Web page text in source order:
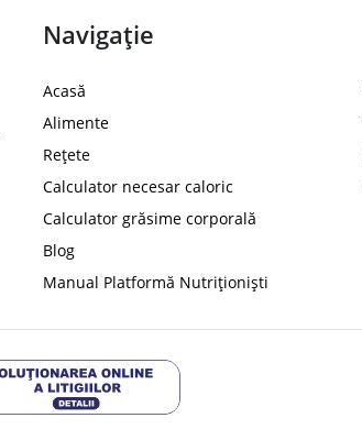
Navigație
Acasă
Alimente
Rețete
Calculator necesar caloric
Calculator grăsime corporală
Blog
Manual Platformă Nutriționiști